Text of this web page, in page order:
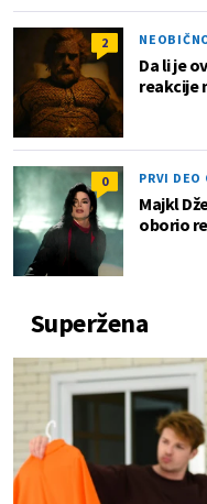
2
Da li je
reakcije
0 PRVI DEO
Majkl
oborio
Superžena